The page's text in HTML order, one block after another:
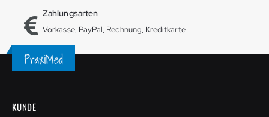
Zahlungsarten
Vorkasse, PayPal, Rechnung, Kreditkarte
KUNDE